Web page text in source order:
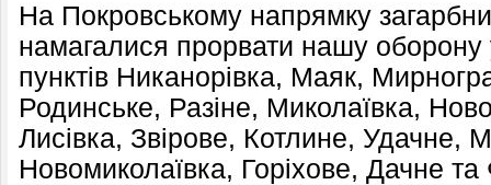
На Покровському напрямку
намагалися прорвати нашу
пунктів Никанорівка, Маяк,
Родинське, Разіне, Миколаївка,
Лисівка, Звірове, Котлине, Удачне,
Новомиколаївка, Горіхове, Дачне та